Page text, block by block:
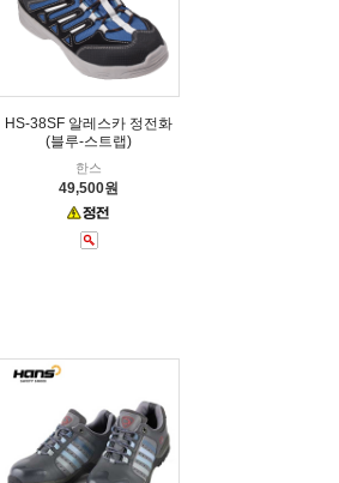
HS-38SF 알레스카 정전화
(블루-스트랩)
한스
49,500원